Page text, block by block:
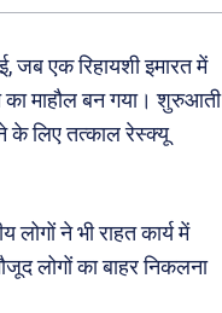
जब एक रिहायशी इमारत में
माहौल बन गया। शुरुआती
के लिए तत्काल रेस्क्यू
ने भी राहत कार्य में
लोगों का बाहर निकलना